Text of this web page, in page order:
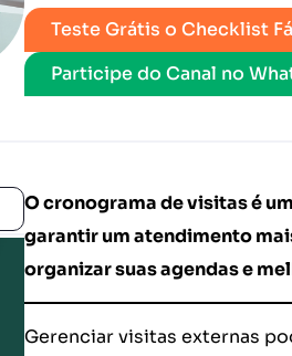
Teste Grátis o Checklist
Participe do Canal no
O cronograma de visitas é
garantir um atendimento
organizar suas agendas e
Gerenciar visitas externas